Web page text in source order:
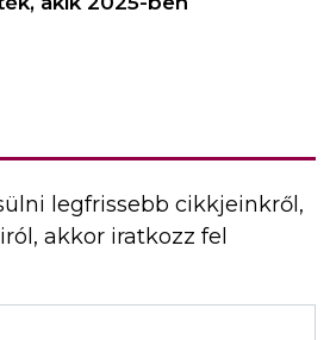
legfrissebb cikkjeinkről,
akkor iratkozz fel